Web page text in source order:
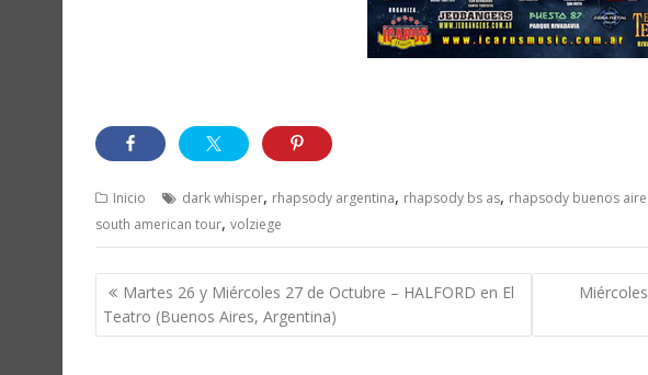
Inicio dark whisper, rhapsody argentina, rhapsody bs as, rhapsody buenos
south american tour, volziege
Navegación
de
entradas
Martes 26 y Miércoles 27 de Octubre – HALFORD en El
Teatro (Buenos Aires, Argentina)